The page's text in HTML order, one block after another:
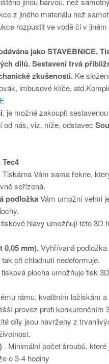
z jiného materiálu než
rozpustit ve vodě či v
jako STAVEBNICE.
dílů. Sestavení trvá
zkušenosti. Ke
imbusové klíče,
, je možné zakoupit
od nás, viz. níže, odstavec
Tiskárna Vám sama řekne,
seřízená.
podložkaVám umožní velmi
hlavy umožňují této 3D
0,05 mm).Vyhřívaná
při chladnutí nedeformuje.
plocha umožňuje tisk
rámu, kvalitním ložiskám
provoz proti konkurenčním
díly jsou navrženy z
. Minimální počet šroubů,
o 3-4 hodiny